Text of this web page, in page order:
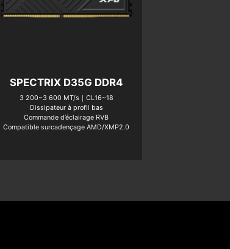
SPECTRIX D35G DDR4
3 200~3 600 MT/s｜CL16~18
Dissipateur à profil bas
Commande d’éclairage RVB
Compatible surcadençage AMD/XMP2.0